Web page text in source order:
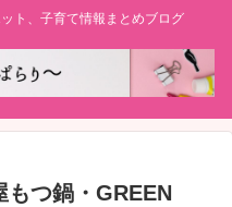
ト、子育て情報まとめブログ
つ鍋・GREEN